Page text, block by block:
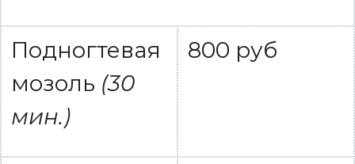
Подногтевая
мозоль (30
мин.)
800 руб